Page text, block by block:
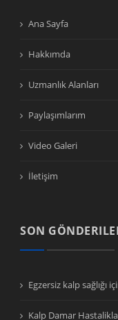
Ana Sayfa
Hakkımda
Uzmanlık Alanları
Paylaşımlarım
Video Galeri
İletişim
SON
Egzersiz kalp sağlığı
Kalp Damar